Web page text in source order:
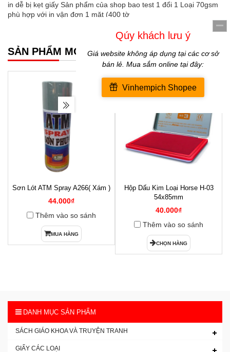
in dễ bị kẹt giấy Sản phẩm của shop bao test 1 đổi 1 Loại 70gsm
phù hợp với in vận đơn 1 mặt (400 tờ
SẢN PHẨM MỚI NHẤT
Sơn Lót ATM Spray A266( Xám )
44.000₫
Thêm vào so sánh
MUA HÀNG
Hộp Dấu Kim Loại Horse H-03
54x85mm
40.000₫
Thêm vào so sánh
CHỌN HÀNG
DANH MỤC SẢN PHẨM
SÁCH GIÁO KHOA VÀ TRUYỆN TRANH
GIẤY CÁC LOẠI